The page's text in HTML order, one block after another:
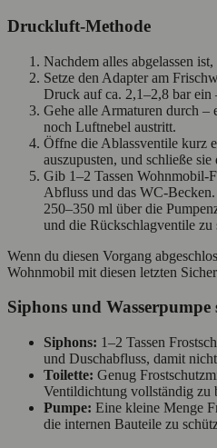
Druckluft‑Methode
Nachdem alles abgelassen
Setze den Adapter am
Druck auf ca. 2,1–2,8 bar ein
Gehe alle Armaturen durch –
noch Luftnebel austritt.
Öffne die Ablassventile kurz
auszupusten, und schließe sie
Gib 1–2 Tassen
Abfluss und das WC-
250–350 ml über die
und die Rückschlagventile zu
Wenn du diesen Vorgang
Wohnmobil mit diesen letzten
Siphons und Wasserpumpe
Siphons: 1–2 Tassen
und Duschabfluss, damit
Toilette: Genug
Ventildichtung vollständig zu
Pumpe: Eine kleine Menge
die internen Bauteile zu